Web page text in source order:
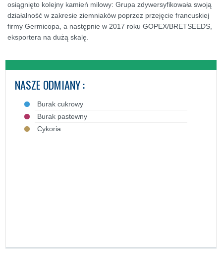
osiągnięto kolejny kamień milowy: Grupa zdywersyfikowała swoją
działalność w zakresie ziemniaków poprzez przejęcie francuskiej
firmy Germicopa, a następnie w 2017 roku GOPEX/BRETSEEDS,
eksportera na dużą skalę.
NASZE ODMIANY :
Burak cukrowy
Burak pastewny
Cykoria